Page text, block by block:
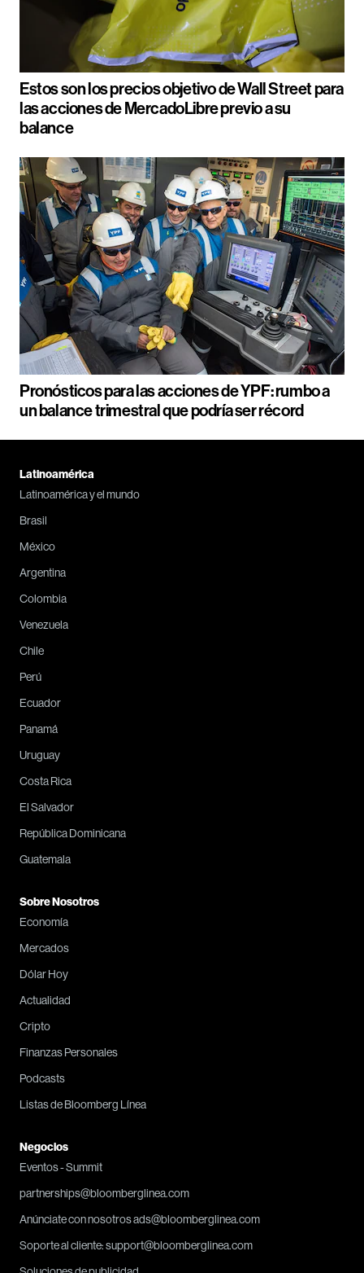
Estos son los precios objetivo de Wall Street para
las acciones de MercadoLibre previo a su
balance
Pronósticos para las acciones de YPF: rumbo a
un balance trimestral que podría ser récord
Latinoamérica
Latinoamérica y el mundo
Brasil
México
Argentina
Colombia
Venezuela
Chile
Perú
Ecuador
Panamá
Uruguay
Costa Rica
El Salvador
República Dominicana
Guatemala
Sobre Nosotros
Economía
Mercados
Dólar Hoy
Actualidad
Cripto
Finanzas Personales
Podcasts
Listas de Bloomberg Línea
Negocios
Eventos - Summit
partnerships@bloomberglinea.com
Anúnciate con nosotros ads@bloomberglinea.com
Soporte al cliente: support@bloomberglinea.com